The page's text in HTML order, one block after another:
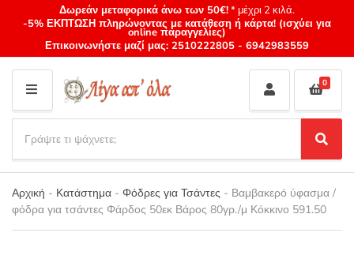
Δωρεάν μεταφορικά άνω των 50€!* μέχρι 2 κιλά.
-5% ΕΚΠΤΩΣΗ πληρώνοντας με κατάθεση ή κάρτα! (ισχύει για
online παραγγελίες)
Επικοινωνήστε μαζί μας: 2510222805 - 6942983559
M
E
N
U
Category
name
a
r
c
h
p
S
e
a
r
c
0
Αρχική - Κατάστημα - Φόδρες για Τσάντες - Βαμβακερό ύφασμα /
φόδρα για τσάντες Φάρδος 50εκ Βάρος 80γρ./μ Κόκκινο 591.50